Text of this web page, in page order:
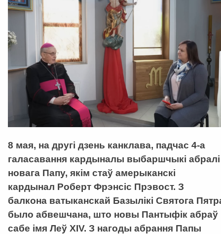
8 мая, на другі дзень канклава, падчас 4-а
галасавання кардыналы выбаршчыкі абралі
новага Папу, якім стаў амерыканскі
кардынал Роберт Фрэнсіс Прэвост. З
балкона ватыканскай Базылікі Святога
было абвешчана, што новы Пантыфік абраў
сабе імя Леў XIV. З нагоды абрання Папы